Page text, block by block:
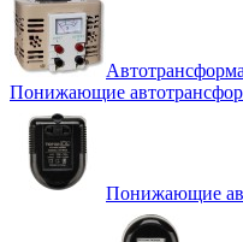
Понижающие
Понижающие